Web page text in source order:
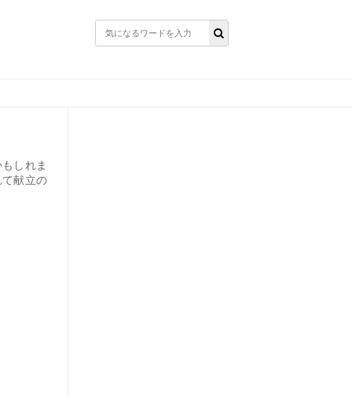
しれま
献立の